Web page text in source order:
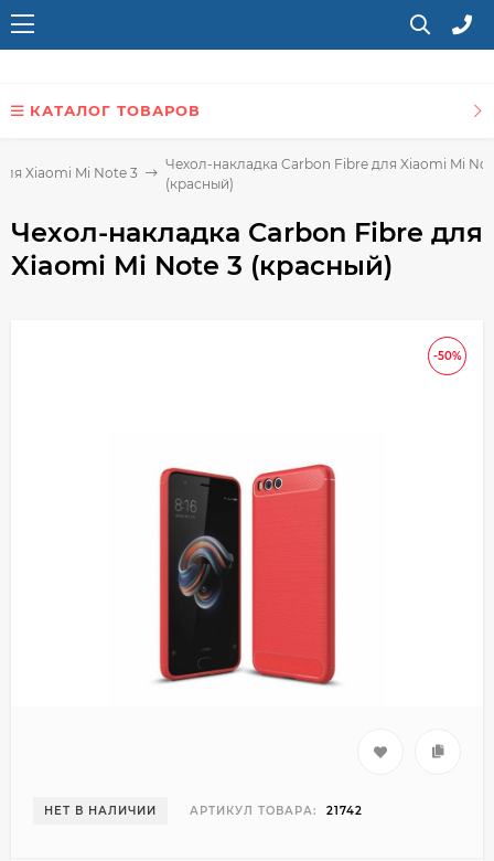
КАТАЛОГ ТОВАРОВ
Xiaomi Mi Note 3
Чехол-накладка Carbon Fibre для Xiaomi Mi
(красный)
Чехол-накладка Carbon Fibre для
Xiaomi Mi Note 3 (красный)
-50%
НЕТ В НАЛИЧИИ АРТИКУЛ ТОВАРА: 21742